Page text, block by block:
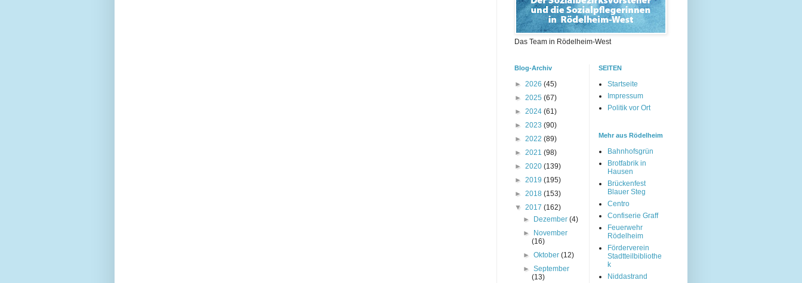
Das Team in Rödelheim-West
Blog-Archiv
► 2026 (45)
► 2025 (67)
► 2024 (61)
► 2023 (90)
► 2022 (89)
► 2021 (98)
► 2020 (139)
► 2019 (195)
► 2018 (153)
▼ 2017 (162)
►
Dezember(4)
►
November
(16)
►Oktober(12)
►September
(13)
SEITEN
Startseite
Impressum
Politik vor Ort
Mehr aus Rödelheim
Bahnhofsgrün
Brotfabrik in
Hausen
Brückenfest
Blauer Steg
Centro
Confiserie Graff
Feuerwehr
Rödelheim
Förderverein
Stadtteilbibliothe
k
Niddastrand